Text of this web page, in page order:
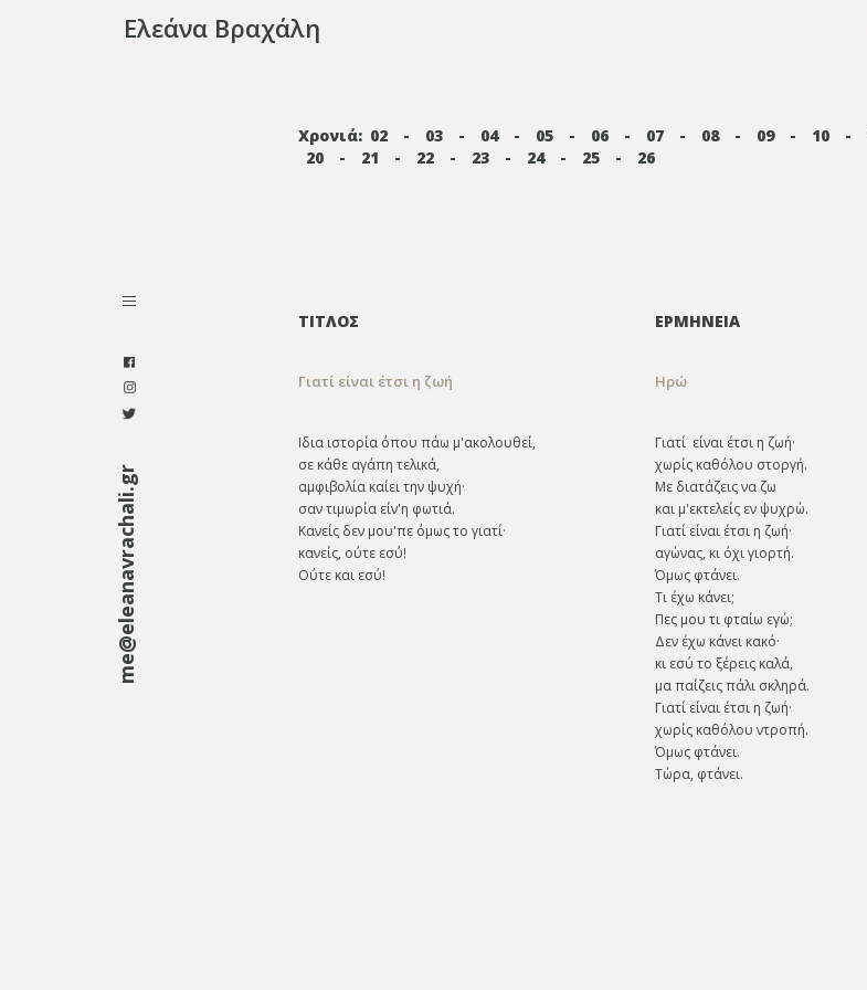
me@eleanavrachali.gr
Ελεάνα Βραχάλη
Χρονιά: 02 - 03 - 04 - 05 - 06 - 07 - 08 - 09 - 10 -
20
- 21 - 22 - 23 - 24 - 25 - 26
ΤΙΤΛΟΣ ΕΡΜΗΝΕΙΑ
Γιατί είναι έτσι η ζωή Ηρώ
Ιδια ιστορία όπου πάω μ'ακολουθεί,
σε κάθε αγάπη τελικά,
αμφιβολία καίει την ψυχή·
σαν τιμωρία είν'η φωτιά.
Κανείς δεν μου'πε όμως το γιατί·
κανείς, ούτε εσύ!
Ούτε και εσύ!
Γιατί είναι έτσι η ζωή·
χωρίς καθόλου στοργή.
Με διατάζεις να ζω
και μ'εκτελείς εν ψυχρώ.
Γιατί είναι έτσι η ζωή·
αγώνας, κι όχι γιορτή.
Όμως φτάνει.
Τι έχω κάνει;
Πες μου τι φταίω εγώ;
Δεν έχω κάνει κακό·
κι εσύ το ξέρεις καλά,
μα παίζεις πάλι σκληρά.
Γιατί είναι έτσι η ζωή·
χωρίς καθόλου ντροπή.
Όμως φτάνει.
Τώρα, φτάνει.